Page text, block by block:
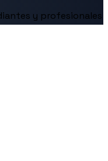
y profesionales